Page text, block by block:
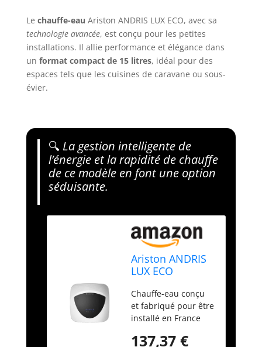
Le chauffe-eau Ariston ANDRIS LUX ECO, avec sa
technologie avancée, est conçu pour les petites
installations. Il allie performance et élégance dans
un format compact de 15 litres, idéal pour des
espaces tels que les cuisines de caravane ou sous-
évier.
🔍 La gestion intelligente de
l’énergie et la rapidité de chauffe
de ce modèle en font une option
séduisante.
Ariston ANDRIS
LUX ECO
électrique à
accumulation
sur-évier 15
Chauffe-eau conçu
et fabriqué pour être
installé en France
électronique
137,37 €